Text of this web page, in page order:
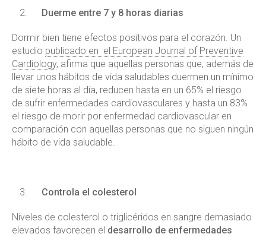
Duerme entre 7 y 8 horas diarias
Dormir bien tiene efectos positivos para el corazón. Un
estudio publicado en el European Journal of Preventive
Cardiology, afirma que aquellas personas que, además de
llevar unos hábitos de vida saludables duermen un mínimo
de siete horas al día, reducen hasta en un 65% el riesgo
de sufrir enfermedades cardiovasculares y hasta un 83%
el riesgo de morir por enfermedad cardiovascular en
comparación con aquellas personas que no siguen ningún
hábito de vida saludable.
Controla el colesterol
Niveles de colesterol o triglicéridos en sangre demasiado
elevados favorecen el desarrollo de enfermedades